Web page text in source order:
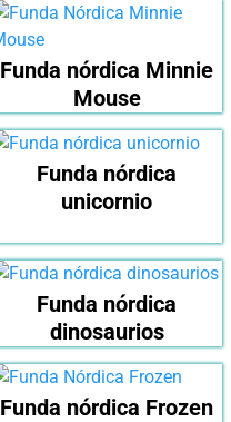
Funda nórdica Minnie
Mouse
Funda nórdica
unicornio
Funda nórdica
dinosaurios
Funda nórdica Frozen